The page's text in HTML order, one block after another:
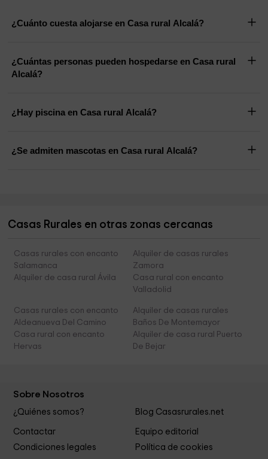
¿Cuánto cuesta alojarse en Casa rural Alcalá?
¿Cuántas personas pueden hospedarse en Casa rural
Alcalá?
¿Hay piscina en Casa rural Alcalá?
¿Se admiten mascotas en Casa rural Alcalá?
Casas Rurales en otras zonas cercanas
Casas rurales con encanto
Salamanca
Alquiler de casas rurales
Zamora
Alquiler de casa rural Ávila
Casa rural con encanto
Valladolid
Casas rurales con encanto
Aldeanueva Del Camino
Alquiler de casas rurales
Baños De Montemayor
Casa rural con encanto
Hervas
Alquiler de casa rural Puerto
De Bejar
Sobre Nosotros
¿Quiénes somos? Blog Casasrurales.net
Contactar
Equipo editorial
Condiciones legales
Política de cookies